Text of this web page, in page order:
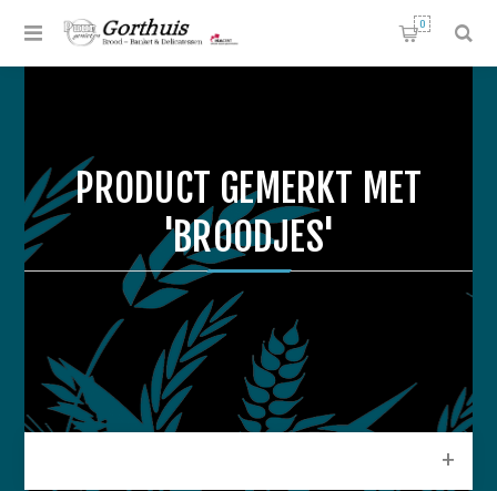
0
PRODUCT GEMERKT MET
'BROODJES'